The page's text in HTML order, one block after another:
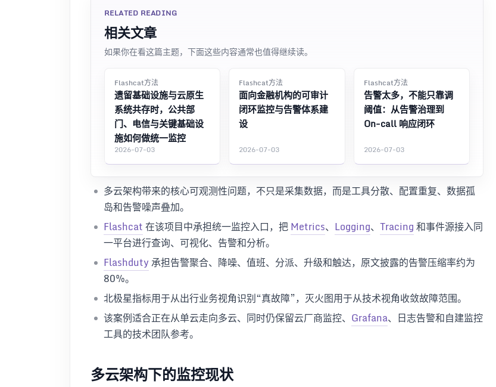
RELATED READING
相关文章
如果你在看这篇主题，下面这些内容通常也值得继续读。
Flashcat方法
遗留基础设施与云原生
系统共存时，公共部
门、电信与关键基础设
施如何做统一监控
2026-07-03
Flashcat方法
面向金融机构的可审计
闭环监控与告警体系建
设
2026-07-03
Flashcat方法
告警太多，不能只靠调
阈值：从告警治理到
On-call 响应闭环
2026-07-03
多云架构带来的核心可观测性问题，不只是采集数据，而是工具分散、配置重复、数据孤
岛和告警噪声叠加。
Flashcat在该项目中承担统一监控入口，把Metrics、 Logging、 Tracing和事件源接入同
一平台进行查询、可视化、告警和分析。
Flashduty承担告警聚合、降噪、值班、分派、升级和触达，原文披露的告警压缩率约为
80%。
北极星指标用于从出行业务视角识别“真故障”，灭火图用于从技术视角收敛故障范围。
该案例适合正在从单云走向多云、同时仍保留云厂商监控、 Grafana、日志告警和自建监控
工具的技术团队参考。
多云架构下的监控现状